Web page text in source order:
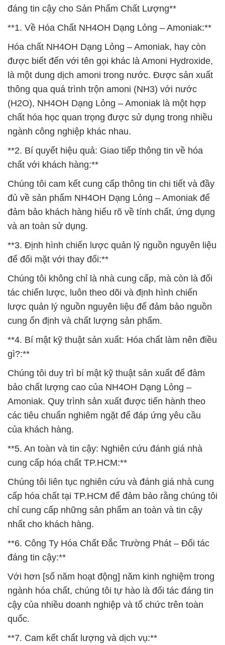
đáng tin cậy cho Sản Phẩm Chất Lượng**
**1. Về Hóa Chất NH4OH Dạng Lỏng – Amoniak:**
Hóa chất NH4OH Dạng Lỏng – Amoniak, hay còn
được biết đến với tên gọi khác là Amoni Hydroxide,
là một dung dịch amoni trong nước. Được sản xuất
thông qua quá trình trộn amoni (NH3) với nước
(H2O), NH4OH Dạng Lỏng – Amoniak là một hợp
chất hóa học quan trọng được sử dụng trong nhiều
ngành công nghiệp khác nhau.
**2. Bí quyết hiệu quả: Giao tiếp thông tin về hóa
chất với khách hàng:**
Chúng tôi cam kết cung cấp thông tin chi tiết và đầy
đủ về sản phẩm NH4OH Dạng Lỏng – Amoniak để
đảm bảo khách hàng hiểu rõ về tính chất, ứng dụng
và an toàn sử dụng.
**3. Định hình chiến lược quản lý nguồn nguyên liệu
để đối mặt với thay đổi:**
Chúng tôi không chỉ là nhà cung cấp, mà còn là đối
tác chiến lược, luôn theo dõi và định hình chiến
lược quản lý nguồn nguyên liệu để đảm bảo nguồn
cung ổn định và chất lượng sản phẩm.
**4. Bí mật kỹ thuật sản xuất: Hóa chất làm nên điều
gì?:**
Chúng tôi duy trì bí mật kỹ thuật sản xuất để đảm
bảo chất lượng cao của NH4OH Dạng Lỏng –
Amoniak. Quy trình sản xuất được tiến hành theo
các tiêu chuẩn nghiêm ngặt để đáp ứng yêu cầu
của khách hàng.
**5. An toàn và tin cậy: Nghiên cứu đánh giá nhà
cung cấp hóa chất TP.HCM:**
Chúng tôi liên tục nghiên cứu và đánh giá nhà cung
cấp hóa chất tại TP.HCM để đảm bảo rằng chúng tôi
chỉ cung cấp những sản phẩm an toàn và tin cậy
nhất cho khách hàng.
**6. Công Ty Hóa Chất Đắc Trường Phát – Đối tác
đáng tin cậy:**
Với hơn [số năm hoạt động] năm kinh nghiệm trong
ngành hóa chất, chúng tôi tự hào là đối tác đáng tin
cậy của nhiều doanh nghiệp và tổ chức trên toàn
quốc.
**7. Cam kết chất lượng và dịch vụ:**